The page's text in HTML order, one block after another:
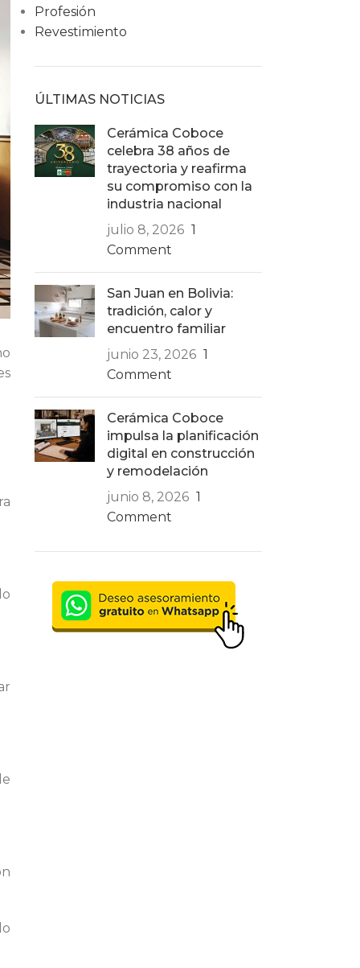
Profesión
Revestimiento
ÚLTIMAS NOTICIAS
Cerámica Coboce
celebra 38 años de
trayectoria y reafirma
su compromiso con la
industria nacional
julio 8, 2026 1
Comment
San Juan en Bolivia:
tradición, calor y
encuentro familiar
junio 23, 2026 1
Comment
Cerámica Coboce
impulsa la planificación
digital en construcción
y remodelación
junio 8, 2026 1
Comment